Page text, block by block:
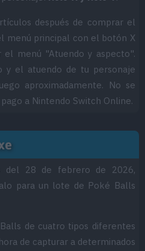
después de comprar el
menú principal con el botón X
el menú "Atuendo y aspecto".
y el atuendo de tu personaje
aproximadamente. No se
a Nintendo Switch Online.
del 28 de febrero de 2026,
para un lote de Poké Balls
de cuatro tipos diferentes
de capturar a determinados